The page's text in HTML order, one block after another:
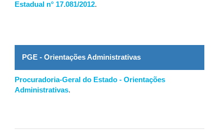
Estadual n° 17.081/2012.
PGE - Orientações Administrativas
Procuradoria-Geral do Estado - Orientações
Administrativas.